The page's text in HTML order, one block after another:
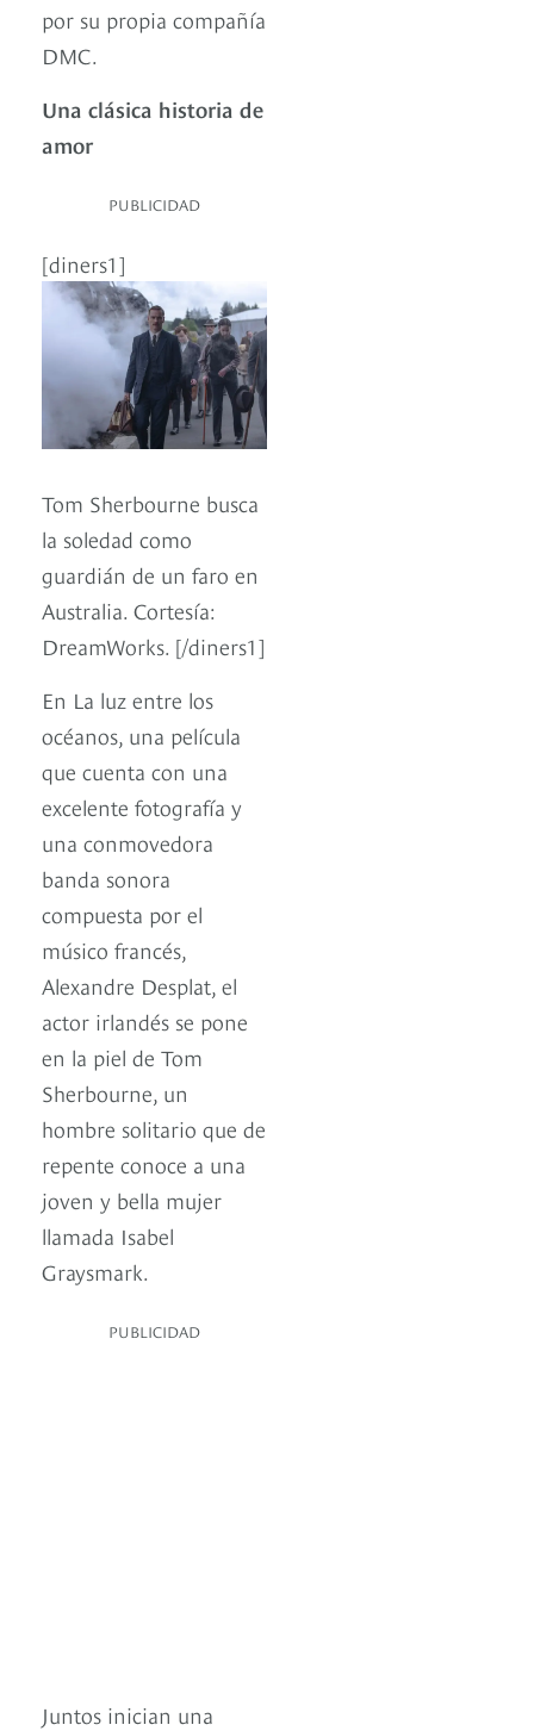
por su propia compañía
DMC.
Una clásica historia de
amor
PUBLICIDAD
[diners1]
Tom Sherbourne busca
la soledad como
guardián de un faro en
Australia. Cortesía:
DreamWorks. [/diners1]
En La luz entre los
océanos, una película
que cuenta con una
excelente fotografía y
una conmovedora
banda sonora
compuesta por el
músico francés,
Alexandre Desplat, el
actor irlandés se pone
en la piel de Tom
Sherbourne, un
hombre solitario que de
repente conoce a una
joven y bella mujer
llamada Isabel
Graysmark.
PUBLICIDAD
Juntos inician una